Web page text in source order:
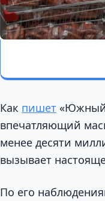
Как пишет «Южный
впечатляющий
менее десяти
вызывает
По его